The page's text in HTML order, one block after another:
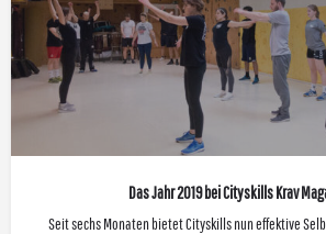
Das Jahr 2019 bei Cityskills Krav
Seit sechs Monaten bietet Cityskills nun effektive